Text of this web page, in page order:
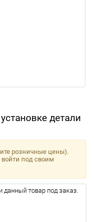
детали
розничные цены).
под своим
товар под заказ.